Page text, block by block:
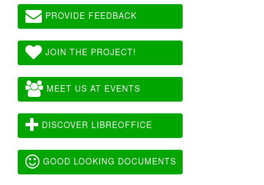
PROVIDE FEEDBACK
JOIN THE PROJECT!
MEET US AT EVENTS
DISCOVER LIBREOFFICE
GOOD LOOKING DOCUMENTS